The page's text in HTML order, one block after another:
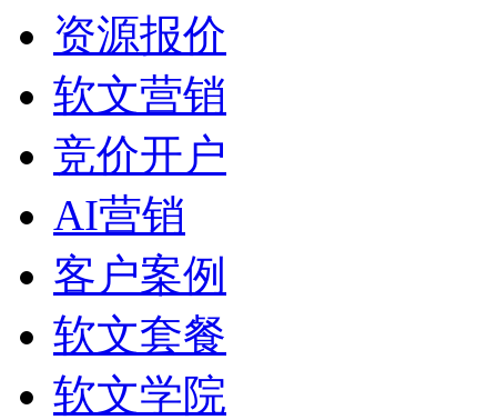
资源报价
软文营销
竞价开户
AI营销
客户案例
软文套餐
软文学院